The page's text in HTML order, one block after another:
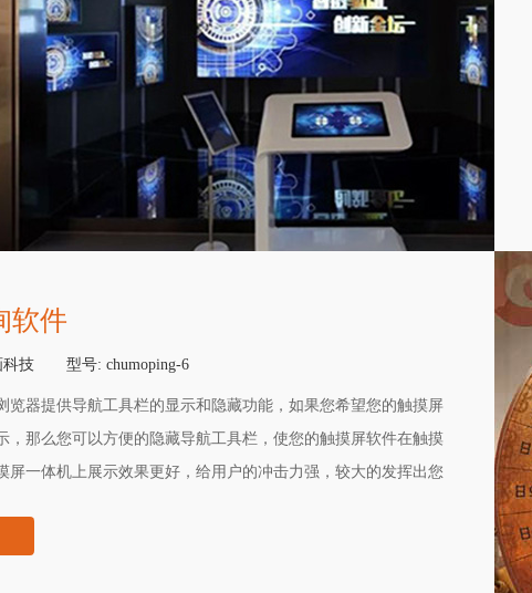
软件
科技 型号: chumoping-6
览器提供导航工具栏的显示和隐藏功能，如果您希望您的触摸屏
，那么您可以方便的隐藏导航工具栏，使您的触摸屏软件在触摸
屏一体机上展示效果更好，给用户的冲击力强，较大的发挥出您